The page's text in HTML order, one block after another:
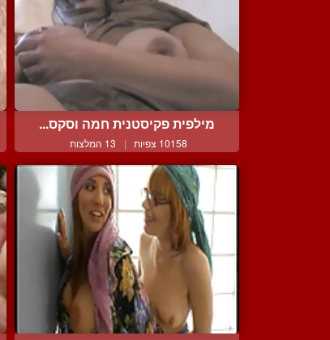
מילפית פקיסטנית חמה וסקס...
10158 צפיות | 13 המלצות